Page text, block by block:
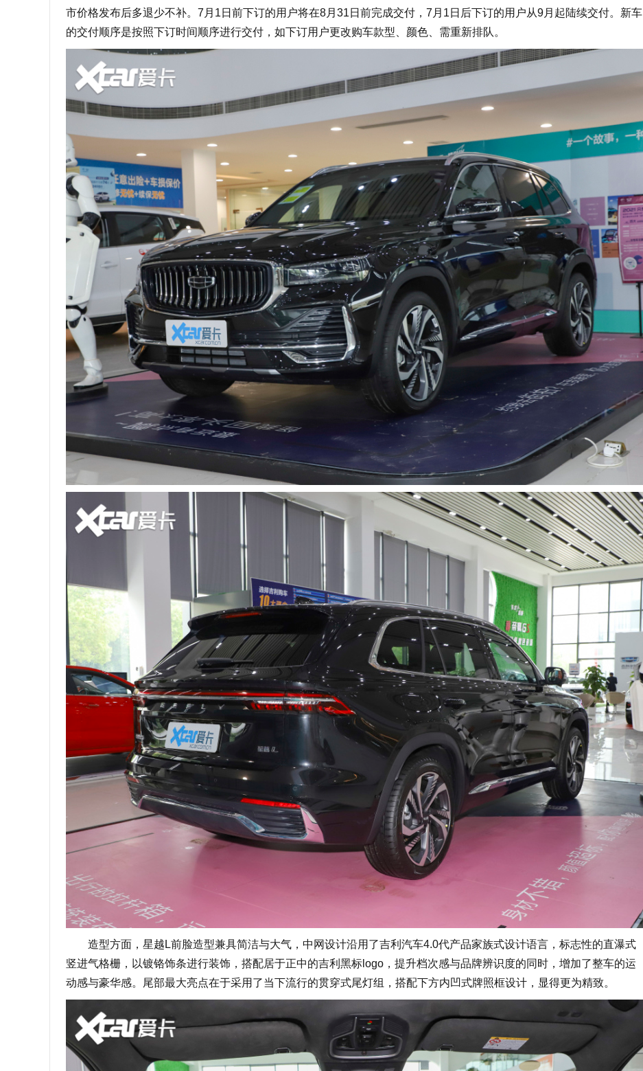
市价格发布后多退少不补。7月1日前下订的用户将在8月31日前完成交付，7月1日后下订的用户从9月起陆续交付。新车
的交付顺序是按照下订时间顺序进行交付，如下订用户更改购车款型、颜色、需重新排队。
造型方面，星越L前脸造型兼具简洁与大气，中网设计沿用了吉利汽车4.0代产品家族式设计语言，标志性的直瀑式
竖进气格栅，以镀铬饰条进行装饰，搭配居于正中的吉利黑标logo，提升档次感与品牌辨识度的同时，增加了整车的运
动感与豪华感。尾部最大亮点在于采用了当下流行的贯穿式尾灯组，搭配下方内凹式牌照框设计，显得更为精致。